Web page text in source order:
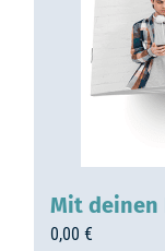
Mit deinen
0,00 €